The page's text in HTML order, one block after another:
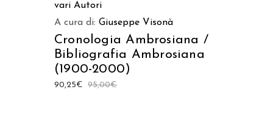
vari Autori
A cura di: Giuseppe Visonà
Cronologia Ambrosiana /
Bibliografia Ambrosiana
(1900-2000)
95,00€
90,25€